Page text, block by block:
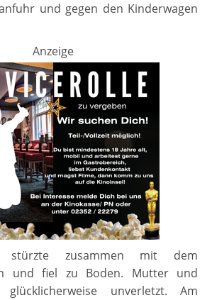
und gegen den Kinderwagen
Anzeige
stürzte zusammen mit dem
und fiel zu Boden. Mutter und
unverletzt. Am